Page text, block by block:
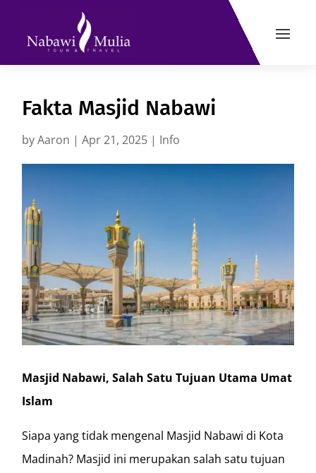
Fakta Masjid Nabawi
byAaron |Apr 21, 2025 | Info
Masjid Nabawi, Salah Satu Tujuan Utama Umat
Islam
Siapa yang tidak mengenal Masjid Nabawi di Kota
Madinah? Masjid ini merupakan salah satu tujuan